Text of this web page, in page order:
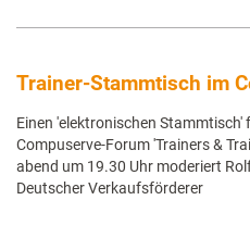
Trainer-Stammtisch im
Einen 'elektronischen Stammtisch'
Compuserve-Forum 'Trainers &
abend um 19.30 Uhr moderiert
Deutscher Verkaufsförderer